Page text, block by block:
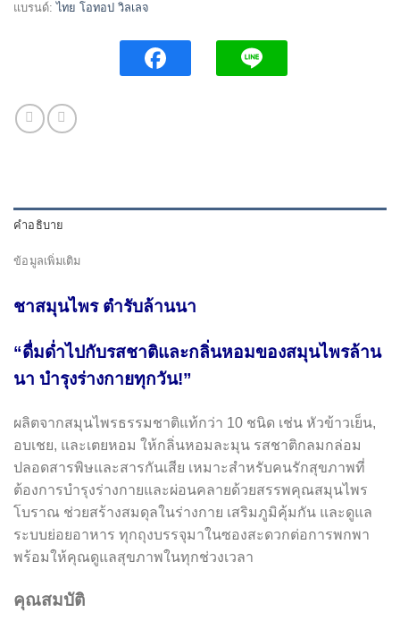
แบรนด์:ไทย โอทอป วิลเลจ
คำอธิบาย
ข้อมูลเพิ่มเติม
ชาสมุนไพร ตำรับล้านนา
“ดื่มด่ำไปกับรสชาติและกลิ่นหอมของสมุนไพรล้าน
นา บำรุงร่างกายทุกวัน!”
ผลิตจากสมุนไพรธรรมชาติแท้กว่า 10 ชนิด เช่น หัวข้าวเย็น,
อบเชย, และเตยหอม ให้กลิ่นหอมละมุน รสชาติกลมกล่อม
ปลอดสารพิษและสารกันเสีย เหมาะสำหรับคนรักสุขภาพที่
ต้องการบำรุงร่างกายและผ่อนคลายด้วยสรรพคุณสมุนไพร
โบราณ ช่วยสร้างสมดุลในร่างกาย เสริมภูมิคุ้มกัน และดูแล
ระบบย่อยอาหาร ทุกถุงบรรจุมาในซองสะดวกต่อการพกพา
พร้อมให้คุณดูแลสุขภาพในทุกช่วงเวลา
คุณสมบัติ